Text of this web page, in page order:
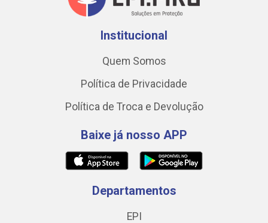
Institucional
Quem Somos
Política de Privacidade
Política de Troca e Devolução
Baixe já nosso APP
Departamentos
EPI